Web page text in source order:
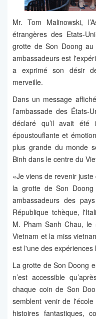
Mr. Tom Malinowski,
étrangères des Etats-
grotte de Son Doong
ambassadeurs est
a exprimé son désir
merveille.
Dans un message
l’ambassade des
déclaré qu’il avait été
époustouflante et
plus grande du monde
Binh dans le centre du
«Je viens de revenir
la grotte de Son
ambassadeurs des
République tchèque,
M. Pham Sanh Chau, le
Vietnam et la miss
est l'une des
La grotte de Son Doong
n’est accessible
chaque coin de Son
semblent venir de
histoires fantastiques,